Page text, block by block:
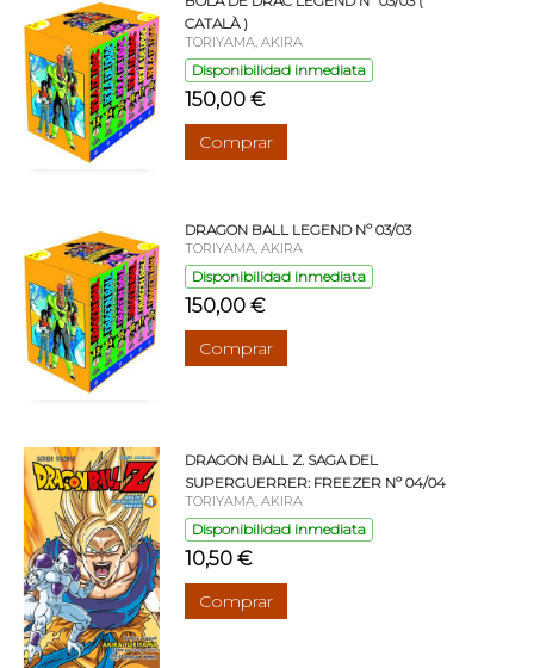
CATALÀ )
TORIYAMA, AKIRA
Disponibilidad inmediata
150,00 €
Comprar
DRAGON BALL LEGEND Nº 03/03
TORIYAMA, AKIRA
Disponibilidad inmediata
150,00 €
Comprar
DRAGON BALL Z. SAGA DEL
SUPERGUERRER: FREEZER Nº 04/04
TORIYAMA, AKIRA
Disponibilidad inmediata
10,50 €
Comprar